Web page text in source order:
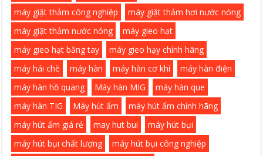
máy giặt thảm công nghiệp
máy giặt thảm hơi nước nóng
máy giặt thảm nước nóng
máy gieo hạt
máy gieo hạt bằng tay
máy gieo hạy chính hãng
máy hái chè
máy hàn máy hàn cơ khí
máy hàn điện
máy hàn hồ quang
Máy hàn MIG
máy hàn que
máy hàn TIG
Máy hút ẩm
máy hút ẩm chính hãng
máy hút ẩm giá rẻ
may hut bui
máy hút bụi
máy hút bụi chất lượng
máy hút bụi công nghiệp